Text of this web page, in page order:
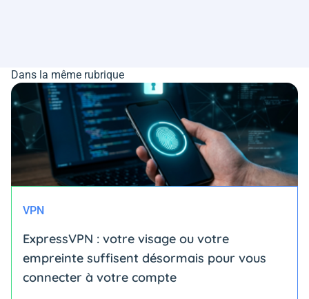
Dans la même rubrique
VPN
ExpressVPN : votre visage ou votre
empreinte suffisent désormais pour vous
connecter à votre compte